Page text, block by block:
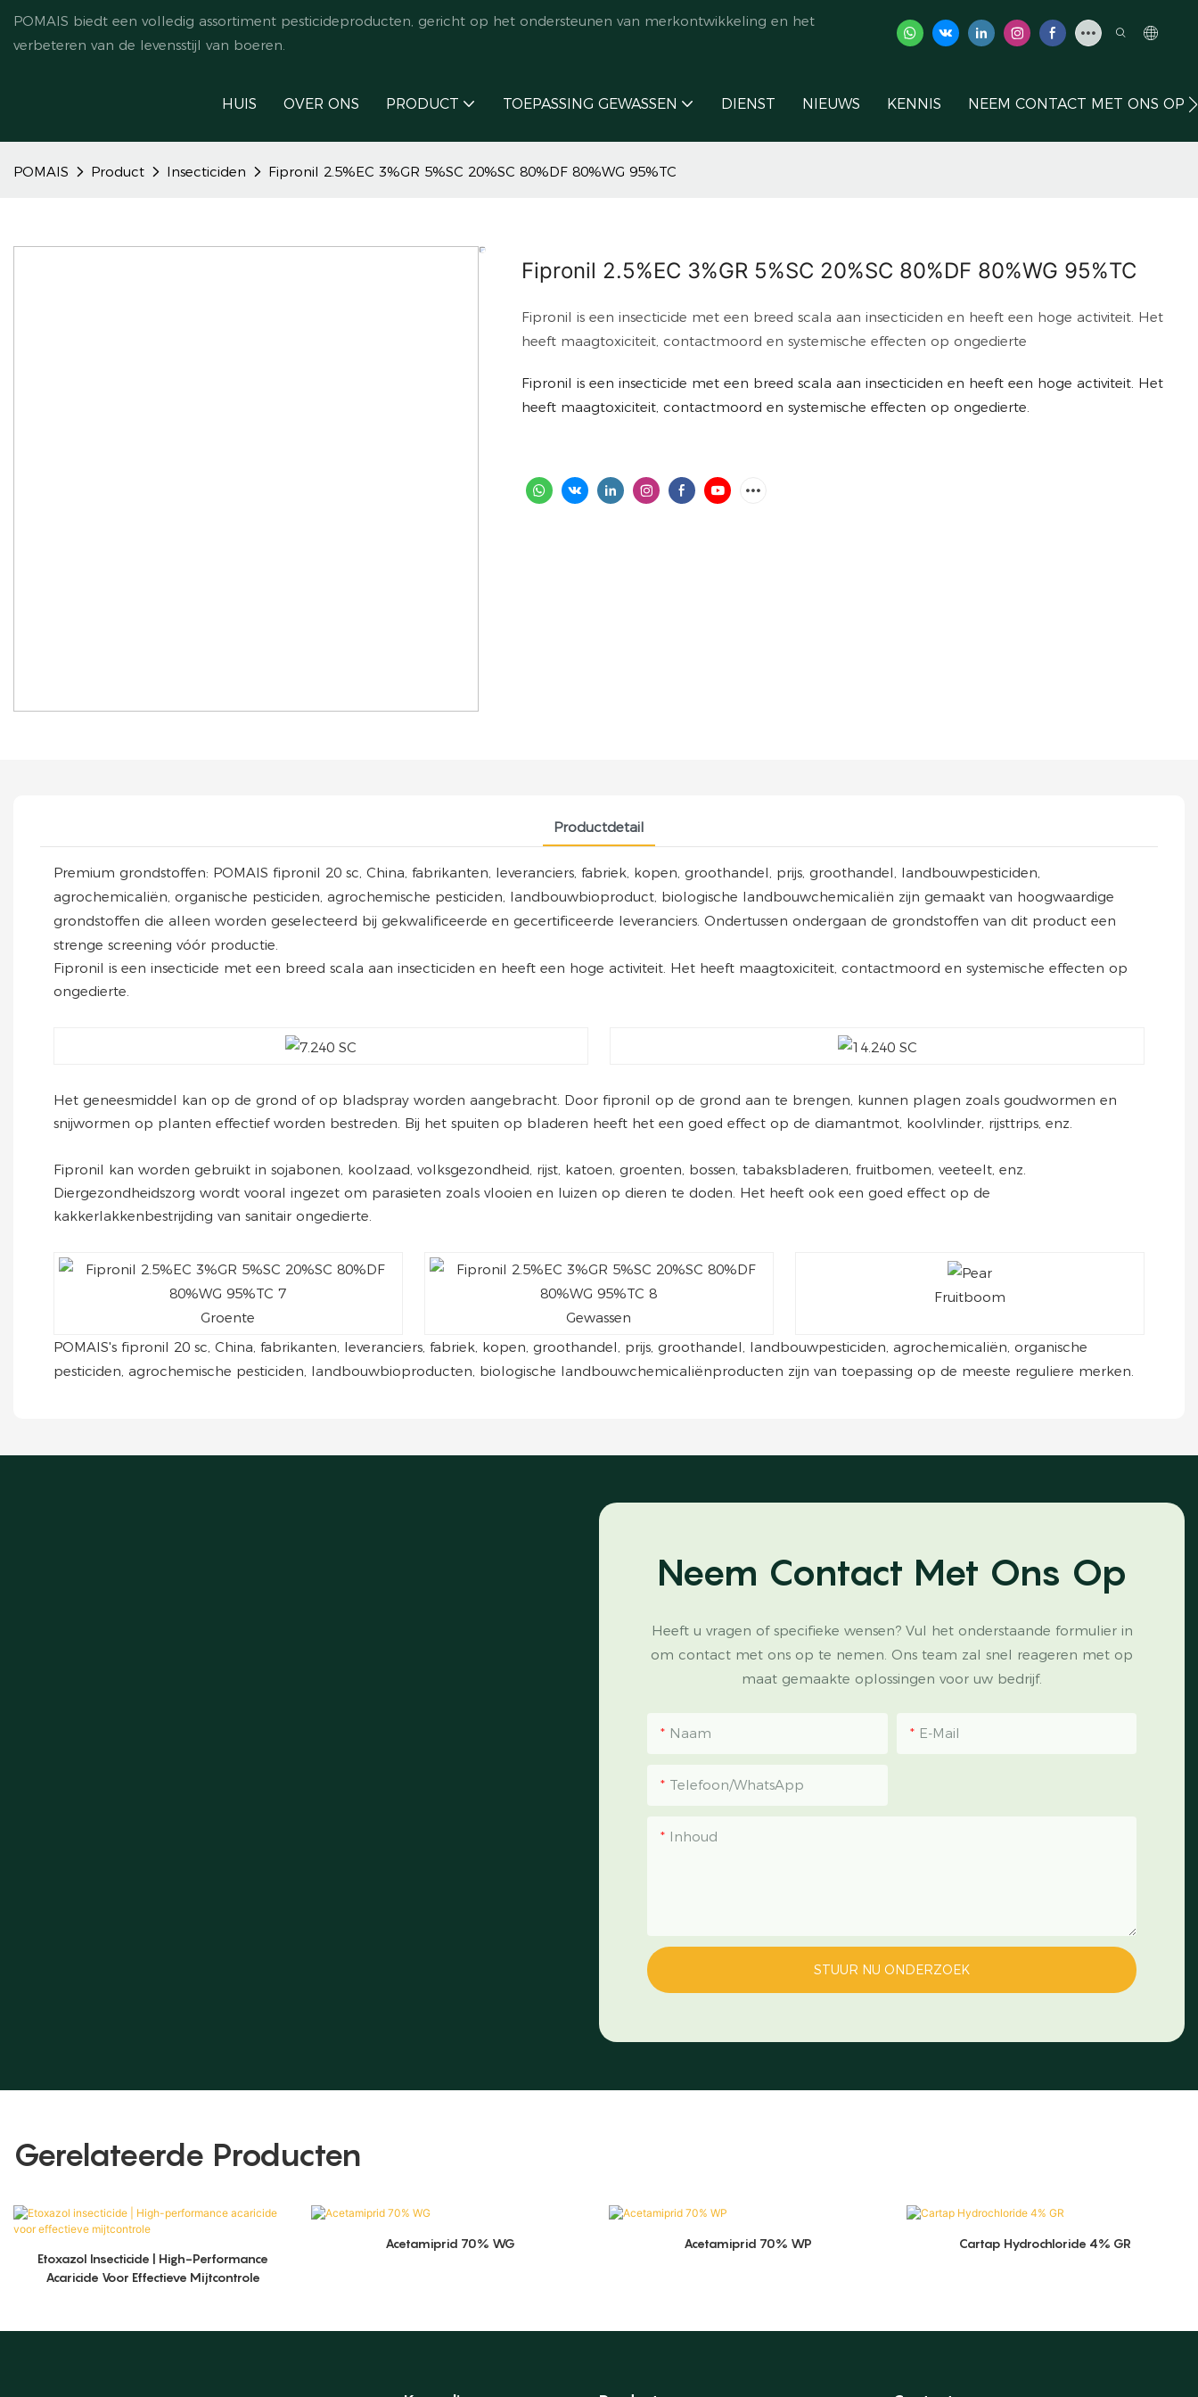
POMAIS biedt een volledig assortiment pesticideproducten, gericht op het ondersteunen van merkontwikkeling en het
verbeteren van de levensstijl van boeren.
HUIS OVER ONS PRODUCT TOEPASSING GEWASSEN DIENST NIEUWS KENNIS NEEM CONTACT MET ONS OP
POMAIS Product Insecticiden Fipronil 2.5%EC 3%GR 5%SC 20%SC 80%DF 80%WG 95%TC
Fipronil 2.5%EC 3%GR 5%SC 20%SC 80%DF 80%WG 95%TC
Fipronil is een insecticide met een breed scala aan insecticiden en heeft een hoge activiteit. Het
heeft maagtoxiciteit, contactmoord en systemische effecten op ongedierte
Fipronil is een insecticide met een breed scala aan insecticiden en heeft een hoge activiteit. Het
heeft maagtoxiciteit, contactmoord en systemische effecten op ongedierte.
Productdetail
Premium grondstoffen: POMAIS fipronil 20 sc, China, fabrikanten, leveranciers, fabriek, kopen, groothandel, prijs, groothandel, landbouwpesticiden,
agrochemicaliën, organische pesticiden, agrochemische pesticiden, landbouwbioproduct, biologische landbouwchemicaliën zijn gemaakt van hoogwaardige
grondstoffen die alleen worden geselecteerd bij gekwalificeerde en gecertificeerde leveranciers. Ondertussen ondergaan de grondstoffen van dit product een
strenge screening vóór productie.
Fipronil is een insecticide met een breed scala aan insecticiden en heeft een hoge activiteit. Het heeft maagtoxiciteit, contactmoord en systemische effecten op
ongedierte.
Het geneesmiddel kan op de grond of op bladspray worden aangebracht. Door fipronil op de grond aan te brengen, kunnen plagen zoals goudwormen en
snijwormen op planten effectief worden bestreden. Bij het spuiten op bladeren heeft het een goed effect op de diamantmot, koolvlinder, rijsttrips, enz.
Fipronil kan worden gebruikt in sojabonen, koolzaad, volksgezondheid, rijst, katoen, groenten, bossen, tabaksbladeren, fruitbomen, veeteelt, enz.
Diergezondheidszorg wordt vooral ingezet om parasieten zoals vlooien en luizen op dieren te doden. Het heeft ook een goed effect op de
kakkerlakkenbestrijding van sanitair ongedierte.
Groente Gewassen
Fruitboom
POMAIS's fipronil 20 sc, China, fabrikanten, leveranciers, fabriek, kopen, groothandel, prijs, groothandel, landbouwpesticiden, agrochemicaliën, organische
pesticiden, agrochemische pesticiden, landbouwbioproducten, biologische landbouwchemicaliënproducten zijn van toepassing op de meeste reguliere merken.
Neem Contact Met Ons Op
Heeft u vragen of specifieke wensen? Vul het onderstaande formulier in
om contact met ons op te nemen. Ons team zal snel reageren met op
maat gemaakte oplossingen voor uw bedrijf.
Naam E-Mail
Telefoon/WhatsApp
Inhoud
STUUR NU ONDERZOEK
Gerelateerde Producten
Etoxazol Insecticide | High-Performance
Acaricide Voor Effectieve Mijtcontrole
Acetamiprid 70% WG Acetamiprid 70% WP Cartap Hydrochloride 4% GR